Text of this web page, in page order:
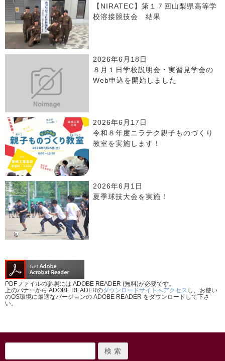
【NIRATEC】第１７回山梨県高等学
校溶接競技会 結果
2026年6月18日
８月１日学校説明会・実習見学会の
Web申込を開始しました
2026年6月17日
令和８年度ニラテク親子ものづくり
教室を実施します！
2026年6月1日
夏季球技大会を実施！
PDFファイルの参照には ADOBE READER (無料)が必要です。
上のバナーから ADOBE READERのダウンロードサイトへアクセス し、お使い
のOS環境に最適なバージョンの ADOBE READER をダウンロードして下さ
い。